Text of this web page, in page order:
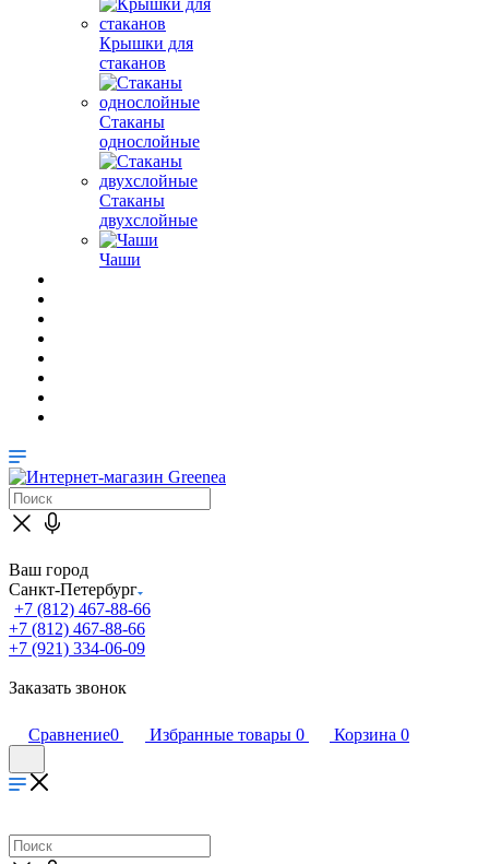
Крышки для
стаканов
Стаканы
однослойные
Стаканы
двухслойные
Чаши
Ваш город
Санкт-Петербург
+7 (812) 467-88-66
+7 (812) 467-88-66
+7 (921) 334-06-09
Заказать звонок
Сравнение0 Избранные товары 0 Корзина 0